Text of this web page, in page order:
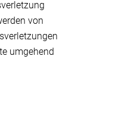
von
umgehend